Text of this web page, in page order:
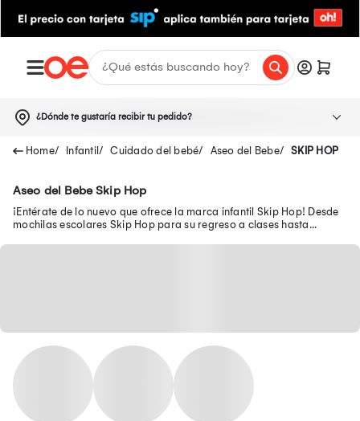
¿Dónde te gustaría recibir tu pedido?
Infantil Cuidado del bebé Aseo del Bebe SKIP HOP
Aseo del Bebe Skip Hop
¡Entérate de lo nuevo que ofrece la marca infantil Skip Hop! Desde
mochilas escolares Skip Hop para su regreso a clases hasta